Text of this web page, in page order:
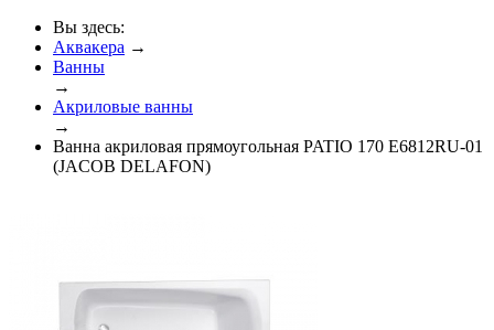
Вы здесь:
Аквакера →
Ванны
→
Акриловые ванны
→
Ванна акриловая прямоугольная PATIO 170 E6812RU-01
(JACOB DELAFON)